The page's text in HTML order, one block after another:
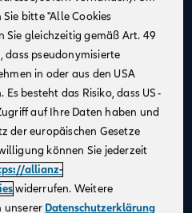
: Urlaubs- und
Leistungen
Reisekosten
im Jahr
auf Allianz
: Eine praxisnahe und
bitte "Alle Cookies
Sie gleichzeitig gemäß Art. 49
dass pseudonymisierte
in oder aus den USA
besteht das Risiko, dass US-
auf Ihre Daten haben und
der europäischen Gesetze
können Sie jederzeit
allianz-
widerrufen. Weitere
unserer Datenschutzerklärung